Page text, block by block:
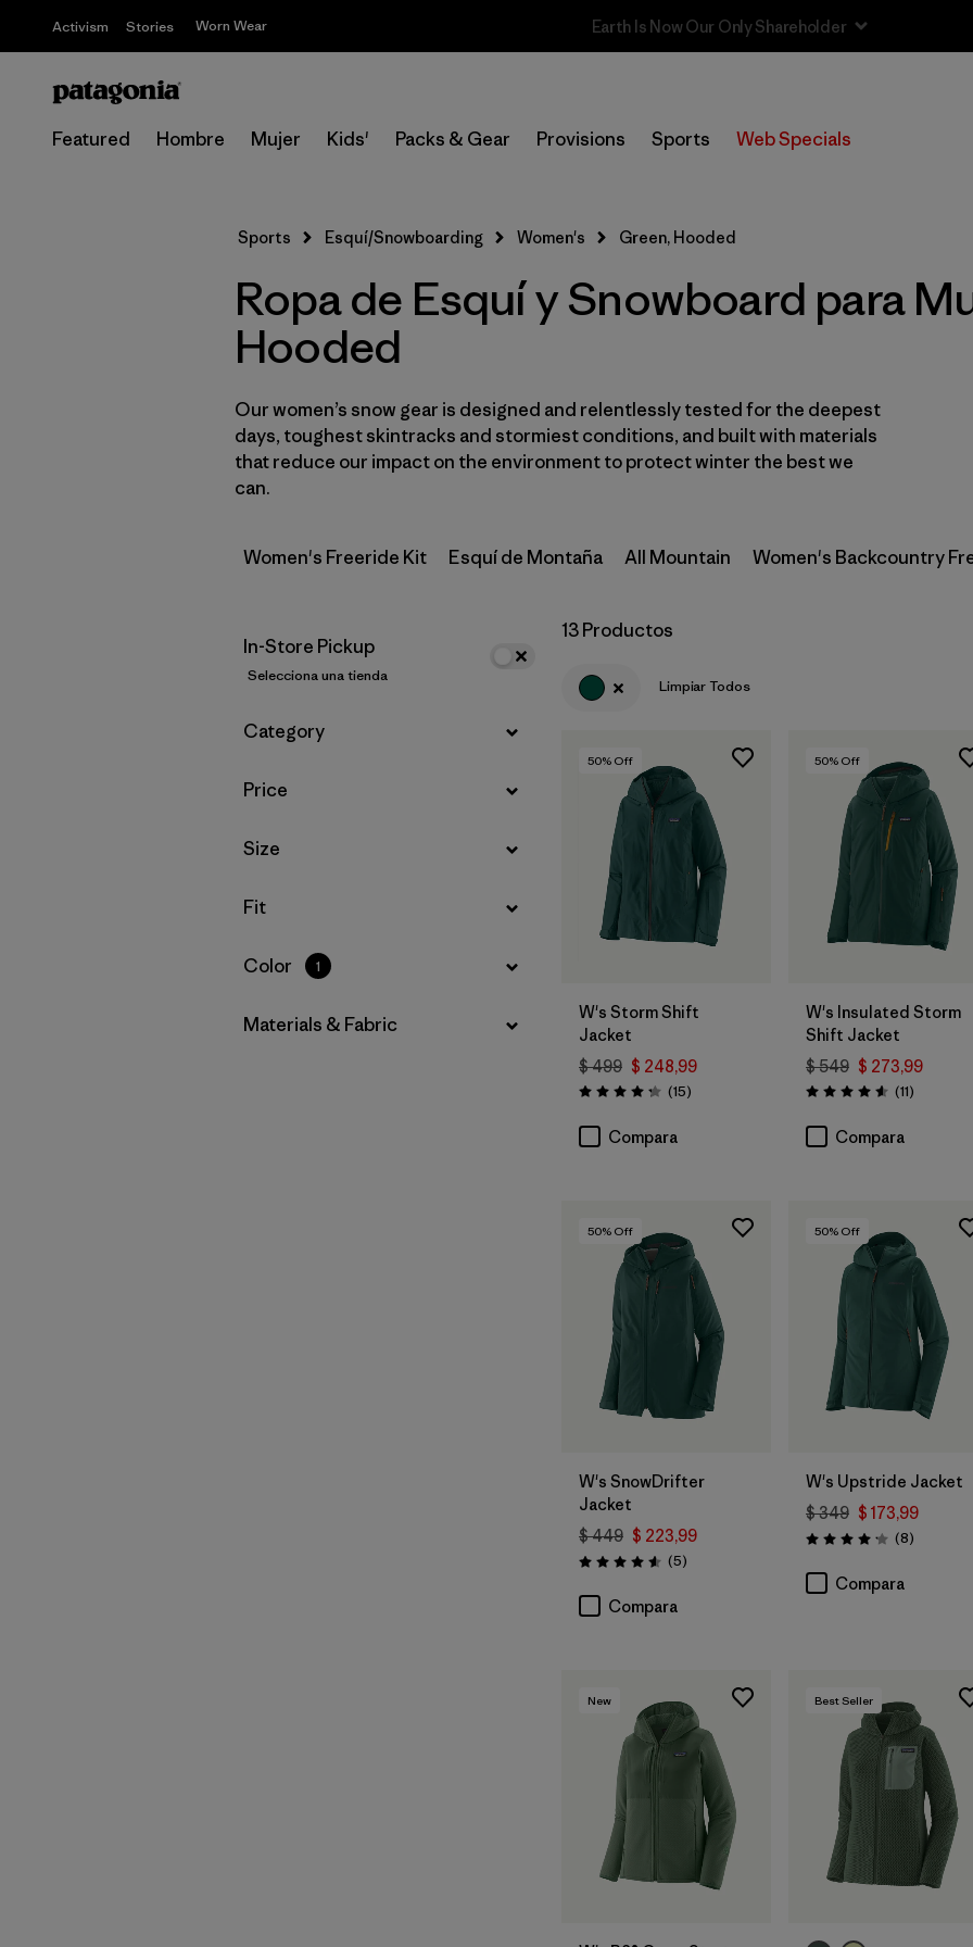
Activism Stories Worn Wear Sale — Up to 40% Off Past-Season Clothing & Gear
Featured Hombre Mujer Kids' Packs & Gear Provisions Sports Web Specials
Selecciona una tienda
Filtrar por
Price
Filtrar por
Size
Filtrar por
Color 1
Sports Esquí/Snowboarding Women's Green, Hooded
Ropa de Esquí y Snowboard para
Hooded
Our women’s snow gear is designed and relentlessly tested for the deepest
days, toughest skintracks and stormiest conditions, and built with materials
that reduce our impact on the environment to protect winter the best we
can.
Women's Freeride Kit Esquí de Montaña All Mountain Women's Backcountry
In-Store Pickup
Selecciona una tienda
Filtrar por
Category
Filtrar por
Price
Filtrar por
Size
Filtrar por
Fit
Filtrar por
Color 1
Filtrar por
Materials & Fabric
13 Productos
Limpiar Todos
50% Off
W's Storm Shift
Jacket
$ 499 $ 248,99
Valoración: 4.3 / 5
(15Comentarios
)
Compara
50% Off
W's Insulated Storm
Shift Jacket
$ 549 $ 273,99
Valoración: 4.5 / 5
(11)
Compara
50% Off
W's SnowDrifter
Jacket
$ 449 $ 223,99
Valoración: 4.6 / 5
(5Comentarios
)
Compara
50% Off
W's Upstride Jacket
$ 349 $ 173,99
Valoración: 4.1 / 5
(8)
Compara
New Best Seller